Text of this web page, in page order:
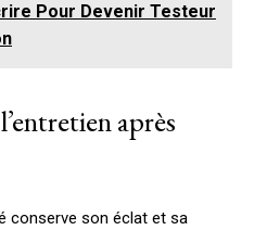
Pour Devenir Testeur
après
conserve son éclat et sa